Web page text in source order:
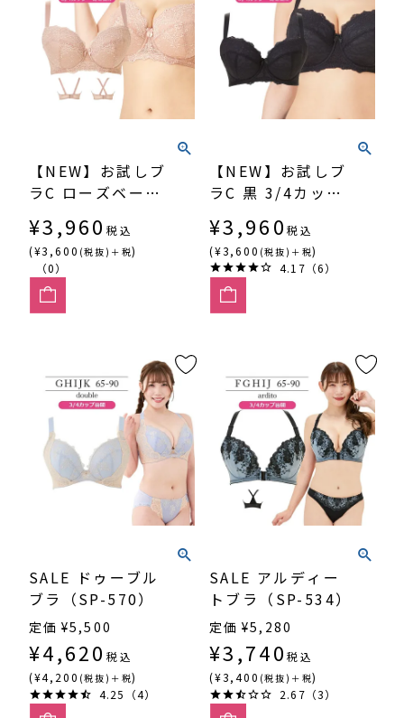
【NEW】お試しブ
ラC ローズベージ
せ上げ SP544
¥3,960 税込
(¥3,600 (税抜)＋税)
（0）
【NEW】お試しブ
ラC 黒 3/4カッ
SP544
¥3,960 税込
(¥3,600 (税抜)＋税)
4.17（6）
SALE ドゥーブル
ブラ（SP-570）
定価 ¥5,500
¥4,620 税込
(¥4,200 (税抜)＋税)
4.25（4）
SALE アルディー
トブラ（SP-534）
定価 ¥5,280
¥3,740 税込
(¥3,400 (税抜)＋税)
2.67（3）